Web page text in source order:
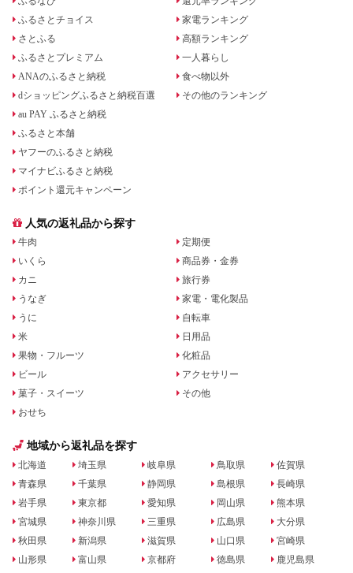
ふるさとチョイス
さとふる
ふるさとプレミアム
ANAのふるさと納税
dショッピングふるさと納税百選
au PAY ふるさと納税
ふるさと本舗
ヤフーのふるさと納税
マイナビふるさと納税
ポイント還元キャンペーン
家電ランキング
高額ランキング
一人暮らし
食べ物以外
その他のランキング
人気の返礼品から探す
牛肉
いくら
カニ
うなぎ
うに
米
果物・フルーツ
ビール
菓子・スイーツ
おせち
定期便
商品券・金券
旅行券
家電・電化製品
自転車
日用品
化粧品
アクセサリー
その他
地域から返礼品を探す
北海道
青森県
岩手県
宮城県
秋田県
山形県
埼玉県
千葉県
東京都
神奈川県
新潟県
富山県
岐阜県
静岡県
愛知県
三重県
滋賀県
京都府
鳥取県
島根県
岡山県
広島県
山口県
徳島県
佐賀県
長崎県
熊本県
大分県
宮崎県
鹿児島県